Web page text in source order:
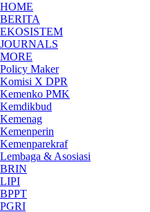
HOME
BERITA
EKOSISTEM
JOURNALS
MORE
Policy Maker
Komisi X DPR
Kemenko PMK
Kemdikbud
Kemenag
Kemenperin
Kemenparekraf
Lembaga & Asosiasi
BRIN
LIPI
BPPT
PGRI